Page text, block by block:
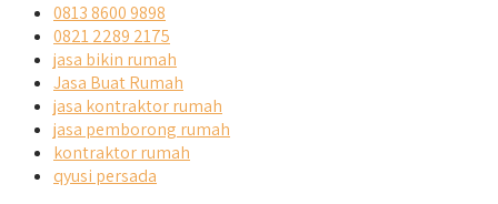
0813 8600 9898
0821 2289 2175
jasa bikin rumah
Jasa Buat Rumah
jasa kontraktor rumah
jasa pemborong rumah
kontraktor rumah
qyusi persada